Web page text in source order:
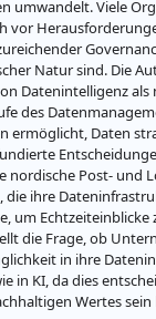
umwandelt. Viele
vor
Natur sind. Die
Datenintelligenz als
des
ermöglicht, Daten
nordische Post- und
die ihre
um Echtzeiteinblicke
die Frage, ob
in ihre
in KI, da dies
Wertes